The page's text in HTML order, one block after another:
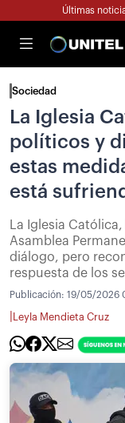
Últimas
Sociedad
La Iglesia
políticos y
estas
está
La Iglesia
Asamblea
diálogo, pero
respuesta de los
Publicación: 19/05/2026
Leyla Mendieta Cruz